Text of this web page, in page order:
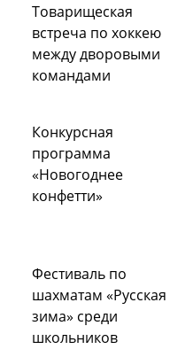
Товарищеская
встреча по хоккею
между дворовыми
командами
Конкурсная
программа
«Новогоднее
конфетти»
Фестиваль по
шахматам «Русская
зима» среди
школьников